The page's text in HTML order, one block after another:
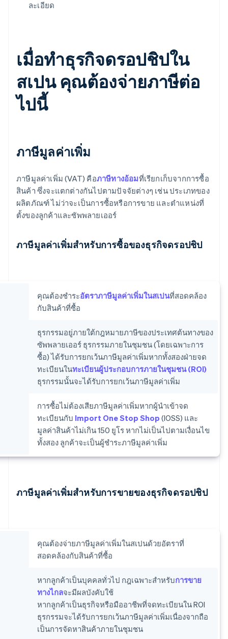
ละเอียด
เมื่อทำธุรกิจดรอปชิปใน
สเปน คุณต้องจ่ายภาษีต่อ
ไปนี้
ภาษีมูลค่าเพิ่ม
ภาษีมูลค่าเพิ่ม (VAT) คือภาษีทางอ้อมที่เรียกเก็บจากการซื้อ
สินค้า ซึ่งจะแตกต่างกันไปตามปัจจัยต่างๆ เช่น ประเภทของ
ผลิตภัณฑ์ ไม่ว่าจะเป็นการซื้อหรือการขาย และตําแหน่งที่
ตั้งของลูกค้าและซัพพลายเออร์
ภาษีมูลค่าเพิ่มสำหรับการซื้อของธุรกิจดรอปชิป
คุณต้องชําระอัตราภาษีมูลค่าเพิ่มในสเปนที่สอดคล้อง
กับสินค้าที่ซื้อ
ธุรกรรมอยู่ภายใต้กฎหมายภาษีของประเทศต้นทางของ
ซัพพลายเออร์ ธุรกรรมภายในชุมชน (โดยเฉพาะการ
ซื้อ) ได้รับการยกเว้นภาษีมูลค่าเพิ่มหากทั้งสองฝ่ายจด
ทะเบียนในทะเบียนผู้ประกอบการภายในชุมชน (ROI)
ธุรกรรมนั้นจะได้รับการยกเว้นภาษีมูลค่าเพิ่ม
การซื้อไม่ต้องเสียภาษีมูลค่าเพิ่มหากผู้นําเข้าจด
ทะเบียนกับ Import One Stop Shop (IOSS) และ
มูลค่าสินค้าไม่เกิน 150 ยูโร หากไม่เป็นไปตามเงื่อนไข
ทั้งสอง ลูกค้าจะเป็นผู้ชําระภาษีมูลค่าเพิ่ม
ภาษีมูลค่าเพิ่มสําหรับการขายของธุรกิจดรอปชิป
คุณต้องจ่ายภาษีมูลค่าเพิ่มในสเปนด้วยอัตราที่
สอดคล้องกับสินค้าที่ซื้อ
หากลูกค้าเป็นบุคคลทั่วไป กฎเฉพาะสำหรับการขาย
ทางไกลจะมีผลบังคับใช้
หากลูกค้าเป็นธุรกิจหรือมืออาชีพที่จดทะเบียนใน ROI
ธุรกรรมจะได้รับการยกเว้นภาษีมูลค่าเพิ่มเนื่องจากถือ
เป็นการจัดหาสินค้าภายในชุมชน